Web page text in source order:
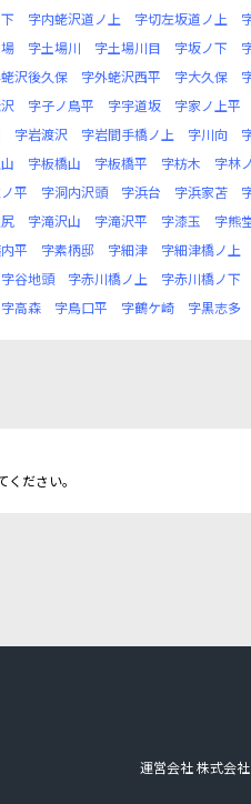
字内蛯沢道ノ上 字切左坂道ノ上
字土場川 字土場川目 字坂ノ下
沢後久保 字外蛯沢西平 字大久保
字子ノ鳥平 字宇道坂 字家ノ上平
字岩渡沢 字岩間手橋ノ上 字川向
字板橋山 字板橋平 字枋木 字林
平 字洞内沢頭 字浜台 字浜家苫
字滝沢山 字滝沢平 字漆玉 字熊
平 字素柄邸 字細津 字細津橋ノ上
字谷地頭 字赤川橋ノ上 字赤川橋ノ下
字高森 字鳥口平 字鶴ケ崎 字黒志多
ださい。
運営会社 株式会